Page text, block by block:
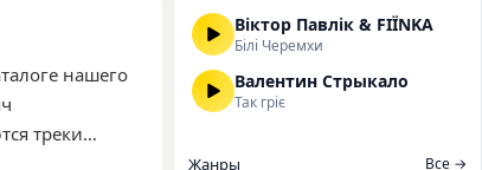
нашего
треки
широкий
Віктор Павлік & FIЇNKA
Білі Черемхи
Валентин Стрыкало
Так гріє
Жанры Все →